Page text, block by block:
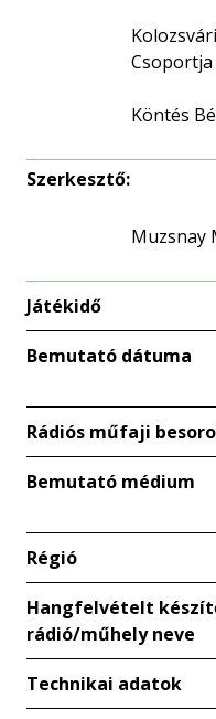
Csoportja
Köntés
Szerkesztő:
Muzsnay
Játékidő
Bemutató dátuma
Rádiós műfaji
Bemutató médium
Régió
Hangfelvételt
rádió/műhely neve
Technikai adatok